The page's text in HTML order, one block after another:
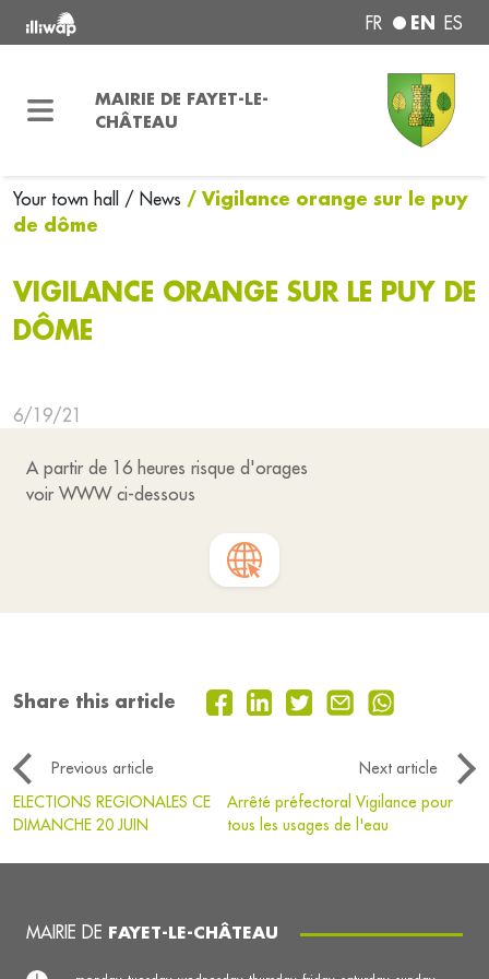
FR EN ES
MAIRIE DE FAYET-LE-
CHÂTEAU
Your town hall / News / Vigilance orange sur le puy
de dôme
VIGILANCE ORANGE SUR LE PUY DE
DÔME
6/19/21
A partir de 16 heures risque d'orages
voir WWW ci-dessous
Share this article
Previous article
Next article
ELECTIONS REGIONALES CE
DIMANCHE 20 JUIN
Arrêté préfectoral Vigilance pour
tous les usages de l'eau
MAIRIE DE FAYET-LE-CHÂTEAU